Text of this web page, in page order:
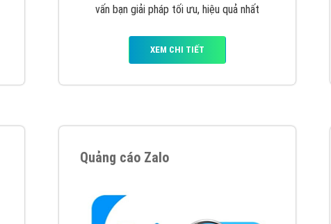
Quảng cáo Youtube
VietAds với đội ngũ chuyên viên tư ấn am